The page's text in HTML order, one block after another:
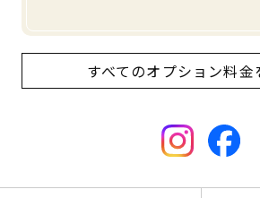
すべてのオプション料金